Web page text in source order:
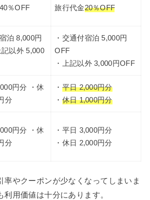
％OFF 旅行代金20％OFF
泊 8,000円
以外 5,000
・交通付宿泊 5,000円
OFF
・上記以外 3,000円OFF
円分 ・休
分
・ 平日 2,000円分
・ 休日 1,000円分
円分 ・休
分
・平日 3,000円分
・休日 2,000円分
率やクーポンが少なくなってしまいま
利用価値は十分にあります。